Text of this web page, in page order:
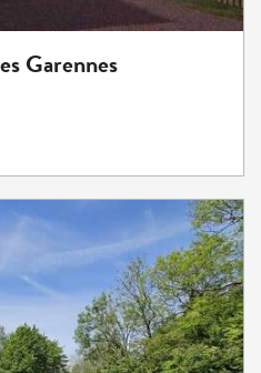
Garennes